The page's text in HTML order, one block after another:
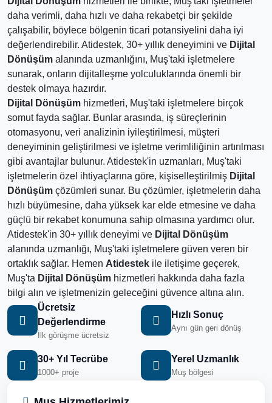
daha verimli, daha hızlı ve daha rekabetçi bir şekilde
çalışabilir, böylece bölgenin ticari potansiyelini daha iyi
değerlendirebilir. Atidestek, 30+ yıllık deneyimini ve Dijital
Dönüşüm alanında uzmanlığını, Muş'taki işletmelere
sunarak, onların dijitalleşme yolculuklarında önemli bir
destek olmaya hazırdır.
Dijital Dönüşüm hizmetleri, Muş'taki işletmelere birçok
somut fayda sağlar. Bunlar arasında, iş süreçlerinin
otomasyonu, veri analizinin iyileştirilmesi, müşteri
deneyiminin geliştirilmesi ve işletme verimliliğinin artırılması
gibi avantajlar bulunur. Atidestek'in uzmanları, Muş'taki
işletmelerin özel ihtiyaçlarına göre, kişiselleştirilmiş Dijital
Dönüşüm çözümleri sunar. Bu çözümler, işletmelerin daha
hızlı büyümesine, daha yüksek kar elde etmesine ve daha
güçlü bir rekabet konumuna sahip olmasına yardımcı olur.
Atidestek'in 30+ yıllık deneyimi ve Dijital Dönüşüm
alanında uzmanlığı, Muş'taki işletmelere güven veren bir
ortaklık sağlar. Hemen Atidestek ile iletişime geçerek,
Muş'ta Dijital Dönüşüm hizmetleri hakkında daha fazla
bilgi alın ve işletmenizin geleceğini güvence altına alın.
Ücretsiz
Değerlendirme
İlk görüşme ücretsiz
Hızlı Sonuç
Aynı gün geri dönüş
30+ Yıl Tecrübe
1000+ proje
Yerel Uzmanlık
Muş bölgesi